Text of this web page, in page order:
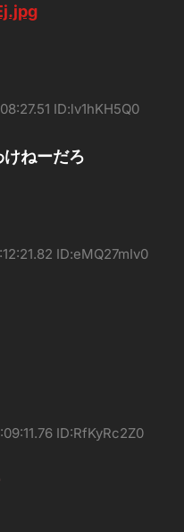
ID:lv1hKH5Q0
ねーだろ
ID:eMQ27mIv0
ID:RfKyRc2Z0